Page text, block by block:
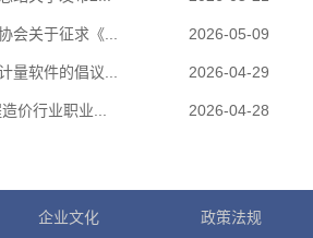
会关于征求《... 2026-05-09
量软件的倡议... 2026-04-29
价行业职业... 2026-04-28
企业文化 政策法规